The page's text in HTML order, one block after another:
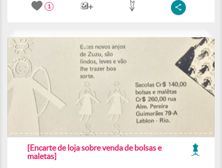
1
[Encarte de loja sobre venda de bolsas e
maletas]